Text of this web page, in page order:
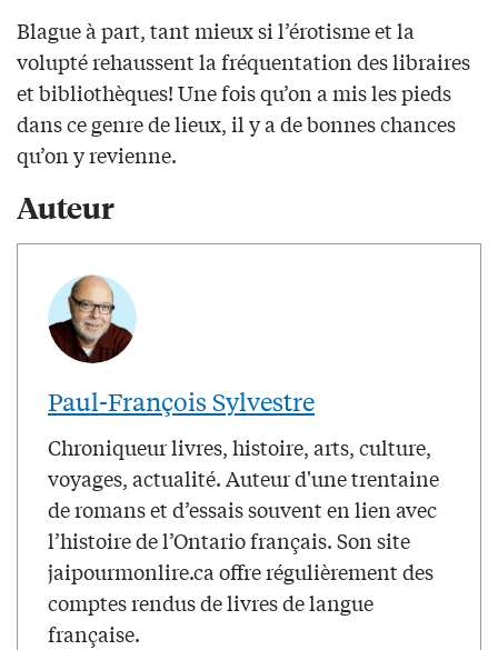
Blague à part, tant mieux si l’érotisme et la
volupté rehaussent la fréquentation des libraires
et bibliothèques! Une fois qu’on a mis les pieds
dans ce genre de lieux, il y a de bonnes chances
qu’on y revienne.
Auteur
Paul-François Sylvestre
Chroniqueur livres, histoire, arts, culture,
voyages, actualité. Auteur d'une trentaine
de romans et d’essais souvent en lien avec
l’histoire de l’Ontario français. Son site
jaipourmonlire.ca offre régulièrement des
comptes rendus de livres de langue
française.